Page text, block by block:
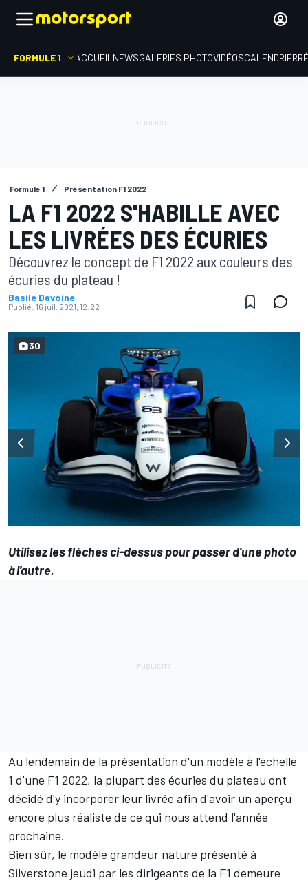
FORMULE 1 ACCUEIL NEWSGALERIES PHOTOVIDÉOSCALENDRIER
Formule 1 Présentation F1 2022
LA F1 2022 S'HABILLE AVEC
LES LIVRÉES DES ÉCURIES
Découvrez le concept de F1 2022 aux couleurs des
écuries du plateau !
Basile Davoine
Publié: 16 juil. 2021, 12:22
30
Utilisez les flèches ci-dessus pour passer d'une photo
à l'autre.
Au lendemain de la présentation d'un modèle à l'échelle
1 d'une F1 2022, la plupart des écuries du plateau ont
décidé d'y incorporer leur livrée afin d'avoir un aperçu
encore plus réaliste de ce qui nous attend l'année
prochaine.
Bien sûr, le modèle grandeur nature présenté à
Silverstone jeudi par les dirigeants de la F1 demeure